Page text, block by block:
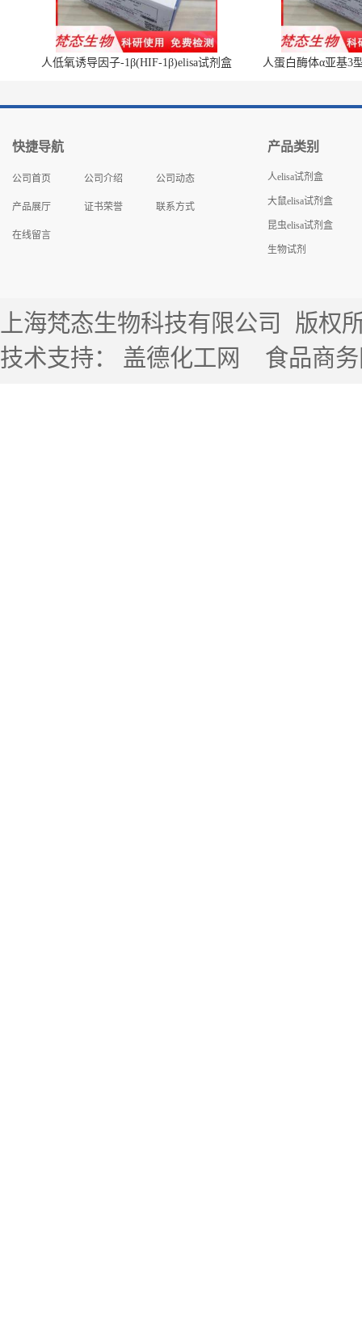
人低氧诱导因子-1β(HIF-1β)elisa试剂盒 人蛋白酶体α亚基3
快捷导航
公司首页 公司介绍 公司动态
产品展厅 证书荣誉 联系方式
在线留言
产品类别
人elisa试剂盒
大鼠elisa试剂盒
昆虫elisa试剂盒
生物试剂
上海梵态生物科技有限公司
版权
技术支持： 盖德化工网 食品商